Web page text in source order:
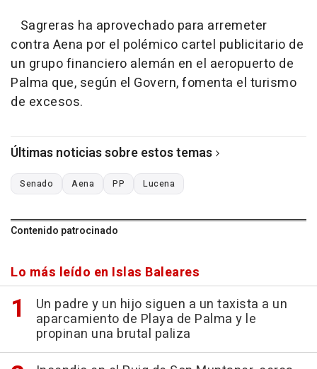
Sagreras ha aprovechado para arremeter
contra Aena por el polémico cartel publicitario de
un grupo financiero alemán en el aeropuerto de
Palma que, según el Govern, fomenta el turismo
de excesos.
Últimas noticias sobre estos temas
Senado Aena PP Lucena
Contenido patrocinado
Lo más leído en Islas Baleares
Un padre y un hijo siguen a un taxista a un
aparcamiento de Playa de Palma y le
propinan una brutal paliza